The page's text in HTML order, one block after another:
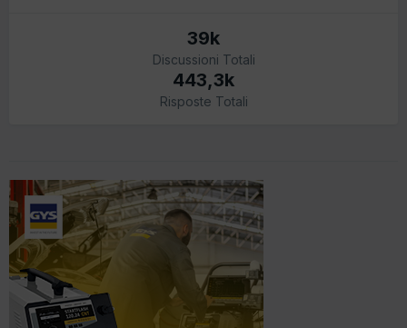
39k
Discussioni Totali
443,3k
Risposte Totali